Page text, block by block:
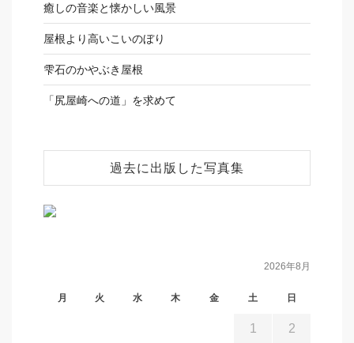
癒しの音楽と懐かしい風景
屋根より高いこいのぼり
雫石のかやぶき屋根
「尻屋崎への道」を求めて
過去に出版した写真集
2026年8月
月 火 水 木 金 土 日
1 2